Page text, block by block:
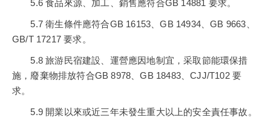
5.6 食品來源、加工、銷售應符合GB 14881 要求。
5.7 衛生條件應符合GB 16153、GB 14934、GB 9663、
GB/T 17217 要求。
5.8 旅游民宿建設、運營應因地制宜，采取節能環保措
施，廢棄物排放符合GB 8978、GB 18483、CJJ/T102 要
求。
5.9 開業以來或近三年未發生重大以上的安全責任事故。